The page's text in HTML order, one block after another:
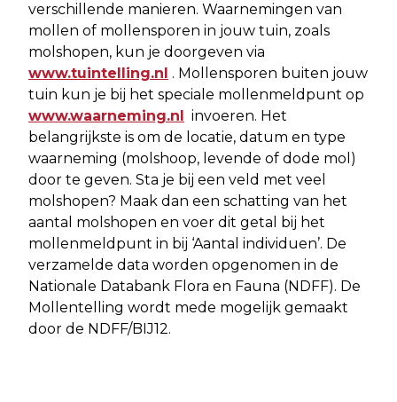
verschillende manieren. Waarnemingen van
mollen of mollensporen in jouw tuin, zoals
molshopen, kun je doorgeven via
www.tuintelling.nl . Mollensporen buiten jouw
tuin kun je bij het speciale mollenmeldpunt op
www.waarneming.nl
invoeren. Het
belangrijkste is om de locatie, datum en type
waarneming (molshoop, levende of dode mol)
door te geven. Sta je bij een veld met veel
molshopen? Maak dan een schatting van het
aantal molshopen en voer dit getal bij het
mollenmeldpunt in bij ‘Aantal individuen’. De
verzamelde data worden opgenomen in de
Nationale Databank Flora en Fauna (NDFF). De
Mollentelling wordt mede mogelijk gemaakt
door de NDFF/BIJ12.